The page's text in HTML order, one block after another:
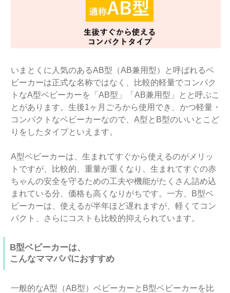
いまとくに人気のあるAB型（AB兼用型）と呼ばれるベ
ビーカーは正式な名称ではなく、比較的軽量でコンパク
トなA型ベビーカーを「AB型」「AB兼用型」とと呼ぶこ
とがあります。生後1ヶ月ごろから使用でき、かつ軽量・
コンパクトなベビーカーなので、A型とB型のいいとこど
りをしたタイプといえます。
A型ベビーカーは、生まれてすぐから使えるのがメリッ
トですが、比較的、重量が重くなり、生まれてすぐの赤
ちゃんの安全を守るための工夫や機能がたくさん詰め込
まれている分、価格も高くなりがちです。一方、B型ベ
ビーカーは、使えるが半年ほど遅れますが、軽くてコン
パクト、さらにコストも比較的抑えられています。
B型ベビーカーは、
こんなママパパにおすすめ
一般的なA型（AB型）ベビーカーとB型ベビーカーを比